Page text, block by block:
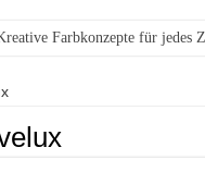
Farbkonzepte für jedes
Jansen Protect-Gel Thix